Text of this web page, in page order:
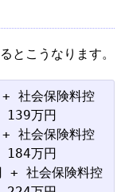
とこうなります。
社会保険料控
万円
社会保険料控
万円
+ 社会保険料控